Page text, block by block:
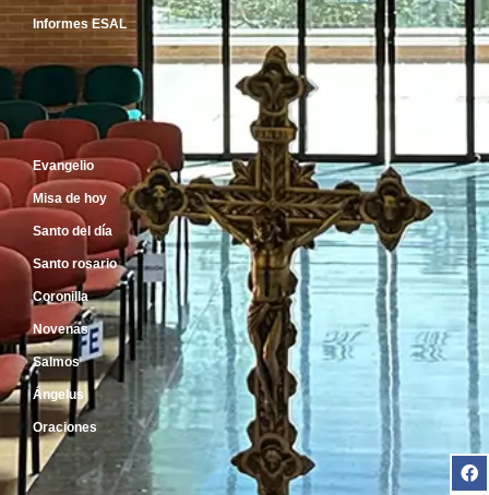
Informes ESAL
Inicio
Evangelio
Misa de hoy
Santo del día
Santo rosario
Coronilla
Novenas
Salmos
Ángelus
Oraciones